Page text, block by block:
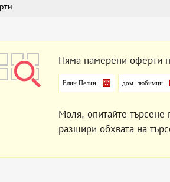
Няма намерени оферти
Елин Пелин дом. любимци
Моля, опитайте търсене
разшири обхвата на